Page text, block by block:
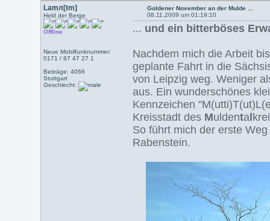
Lamл[tm]
Held der Berge
Offline
Neue Mobilfunknummer:
0171 / 87 47 27 1
Beiträge: 4066
Stuttgart
Geschlecht:
Goldener November an der Mulde ...
08.11.2009 um 01:19:10
... und ein bitterböses
Nachdem mich die Arbeit
geplante Fahrt in die
von Leipzig weg. Weniger
aus. Ein wunderschönes
Kennzeichen
Kreisstadt des Muldenta
So führt mich der erste
Rabenstein.